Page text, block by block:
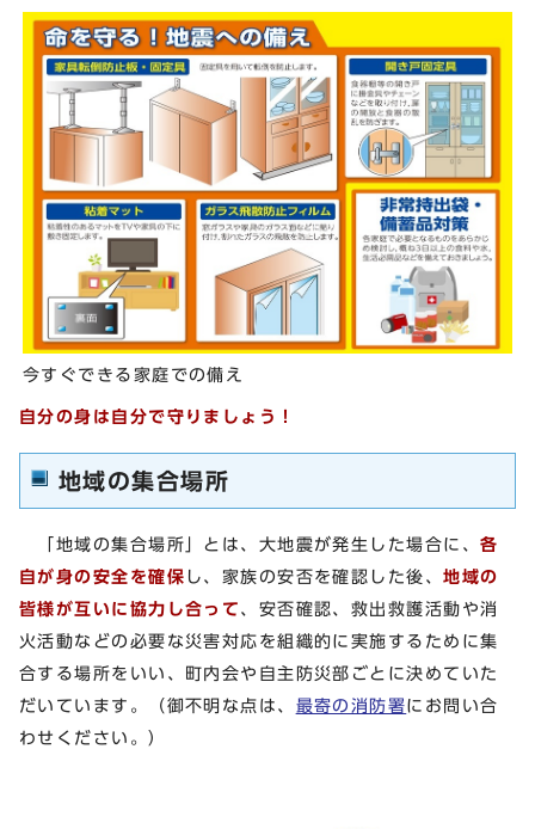
今すぐできる家庭での備え
自分の身は自分で守りましょう！
地域の集合場所
「地域の集合場所」とは、大地震が発生した場合に、各
自が身の安全を確保 し、家族の安否を確認した後、地域の
皆様が互いに協力し合って 、安否確認、救出救護活動や消
火活動などの必要な災害対応を組織的に実施するために集
合する場所をいい、町内会や自主防災部ごとに決めていた
だいています。（御不明な点は、 最寄の消防署にお問い合
わせください。）